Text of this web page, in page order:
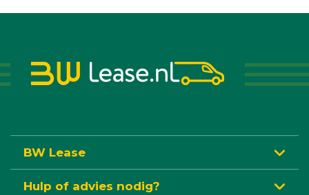
BW Lease
Hulp of advies nodig?